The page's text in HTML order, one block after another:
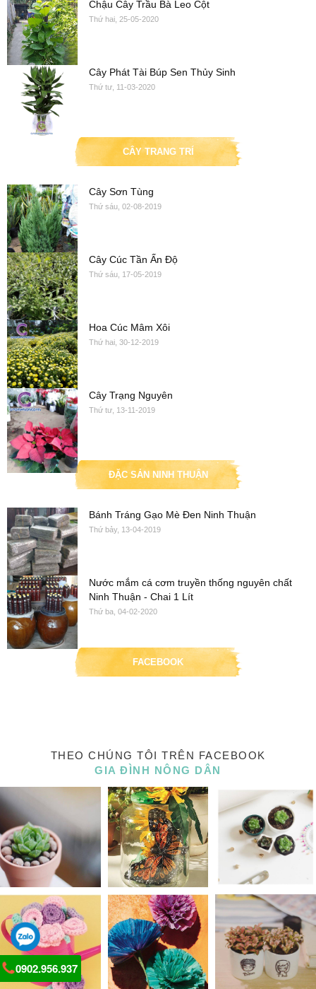
Chậu Cây Trầu Bà Leo Cột
Thứ hai, 25-05-2020
Cây Phát Tài Búp Sen Thủy Sinh
Thứ tư, 11-03-2020
CÂY TRANG TRÍ
Cây Sơn Tùng
Thứ sáu, 02-08-2019
Cây Cúc Tần Ấn Độ
Thứ sáu, 17-05-2019
Hoa Cúc Mâm Xôi
Thứ hai, 30-12-2019
Cây Trạng Nguyên
Thứ tư, 13-11-2019
ĐẶC SẢN NINH THUẬN
Bánh Tráng Gạo Mè Đen Ninh Thuận
Thứ bảy, 13-04-2019
Nước mắm cá cơm truyền thống nguyên chất
Ninh Thuận - Chai 1 Lít
Thứ ba, 04-02-2020
FACEBOOK
THEO CHÚNG TÔI TRÊN FACEBOOK
GIA ĐÌNH NÔNG DÂN
0902.956.937